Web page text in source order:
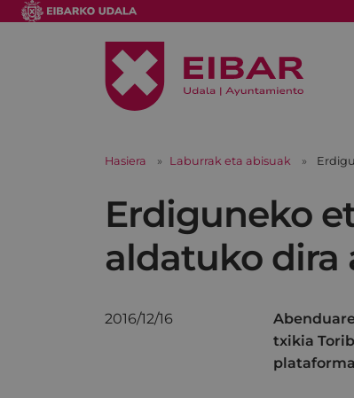
Hasiera Laburrak eta abisuak
Erdiguneko
aldatuko dira
2016/12/16
txikia